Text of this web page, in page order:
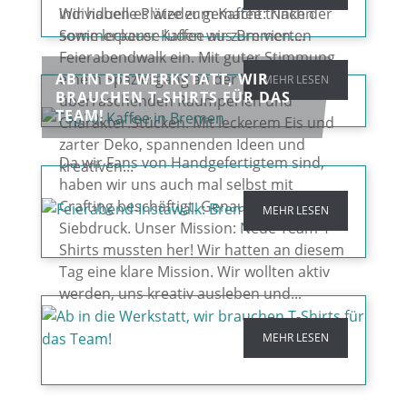
individuelle Plätze zum Kaffee trinken
sowie leckerer Kaffee aus Bremen....
MEHR LESEN
Wir haben es wieder gemacht: Nach der
Sommerpause luden wir zum vierten
Feierabendwalk ein. Mit guter Stimmung,
einem Spaziergang an der Weser,
überraschenden Raumperlen und
Charakter.Stücken. Mit leckerem Eis und
zarter Deko, spannenden Ideen und
kreativen...
MEHR LESEN
AB IN DIE WERKSTATT, WIR
BRAUCHEN T-SHIRTS FÜR DAS
TEAM!
Da wir Fans von Handgefertigtem sind,
haben wir uns auch mal selbst mit
Crafting beschäftigt. Genauer gesagt: mit
Siebdruck. Unser Mission: Neue Team-T-
Shirts mussten her! Wir hatten an diesem
Tag eine klare Mission. Wir wollten aktiv
werden, uns kreativ ausleben und...
MEHR LESEN